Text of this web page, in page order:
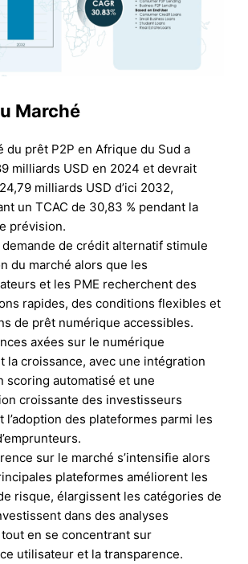
Marché
du prêt P2P en Afrique du Sud a
milliards USD en 2024 et devrait
milliards USD d’ici 2032,
un TCAC de 30,83 % pendant la
prévision.
de crédit alternatif stimule
du marché alors que les
et les PME recherchent des
rapides, des conditions flexibles et
de prêt numérique accessibles.
axées sur le numérique
la croissance, avec une intégration
scoring automatisé et une
croissante des investisseurs
l’adoption des plateformes parmi les
sur le marché s’intensifie alors
plateformes améliorent les
risque, élargissent les catégories de
dans des analyses
en se concentrant sur
utilisateur et la transparence.